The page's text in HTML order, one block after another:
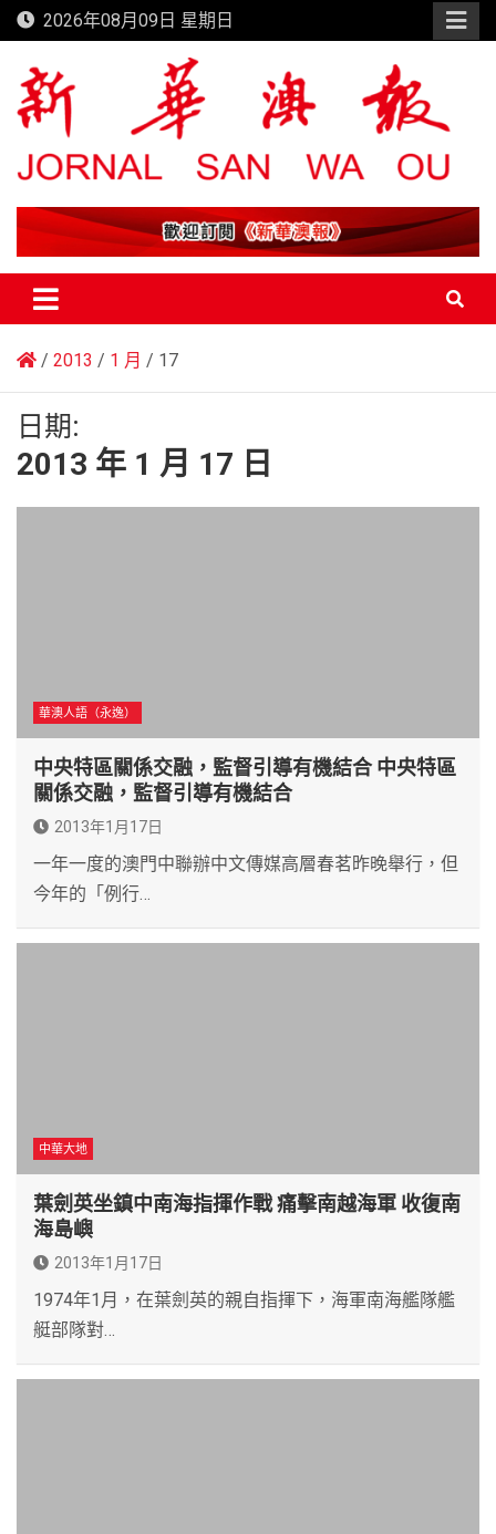
Skip
to
content
2026年08月09日 星期日
新華澳報
2013 1 月 17
日期:
2013 年 1 月 17 日
華澳人語（永逸）
中央特區關係交融，監督引導有機結合 中央特區
關係交融，監督引導有機結合
2013年1月17日
一年一度的澳門中聯辦中文傳媒高層春茗昨晚舉行，但
今年的「例行…
中華大地
葉劍英坐鎮中南海指揮作戰 痛擊南越海軍 收復南
海島嶼
2013年1月17日
1974年1月，在葉劍英的親自指揮下，海軍南海艦隊艦
艇部隊對…